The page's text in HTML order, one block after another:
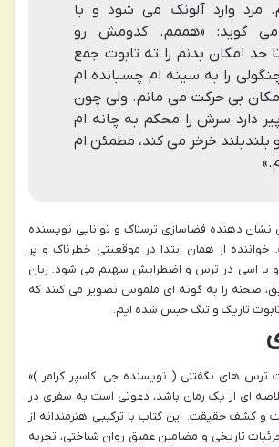
مرد وارد آلونک می شود و با
گوید: «هممم. کدومش رو
تا حد امکان بدنم را ته تابوت جمع
چنگولی را به سینه ام چسبانده ام
بی حرکت می مانم. ولی چون
دارد سرش را محکم به چانه ام
بلندبلند خرخر می کند، مطمئن ام
نشان دهنده فضاسازی ترسناک و توانایی نویسنده
خواننده از همان ابتدا در موقعیتی خطرناک و پر
و با اسی در ترس و اضطرابش سهیم می شود. زبان
صحنه را به گونه ای ملموس تصویر می کنند که
تاریک و تنگ حبس شده ایم.
ترس های نگفتنی ( نویسنده جی. کاسپر کرامر )»
ای از یک رمان باشد، دعوتی است به سفری در
کشف حقیقت. این کتاب با ترکیبی هنرمندانه از
تاریخی و مضامین عمیق روان شناختی، تجربه